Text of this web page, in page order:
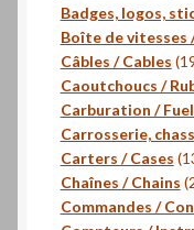
Badges, logos,
Boîte de vitesses
Câbles / Cables
Caoutchoucs /
Carburation /
Carrosserie,
Carters / Cases
Chaînes / Chains
Commandes /